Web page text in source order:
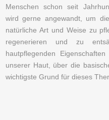
Menschen schon seit
wird gerne angewandt, um
natürliche Art und Weise zu
regenerieren und zu
hautpflegenden
unserer Haut, über die
wichtigste Grund für dieses